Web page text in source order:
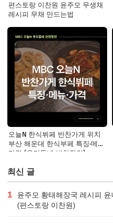
편스토랑 이찬원 윤주모 무생채
레시피 무채 만드는법
오늘N 한식뷔페 반찬가게 위치
부산 해운대 한식부페 특징·메뉴·
가격 (우리동네 반찬장인)
최신 글
1
윤주모 황태해장국 레시피
(편스토랑 이찬원)